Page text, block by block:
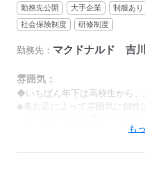
勤務先公開 大手企業 制服あり
社会保険制度
研修制度
勤務先： マクドナルド 吉
雰囲気：
◆いちばん年下は高校生から、
◆各お店によって雰囲気に個性
も